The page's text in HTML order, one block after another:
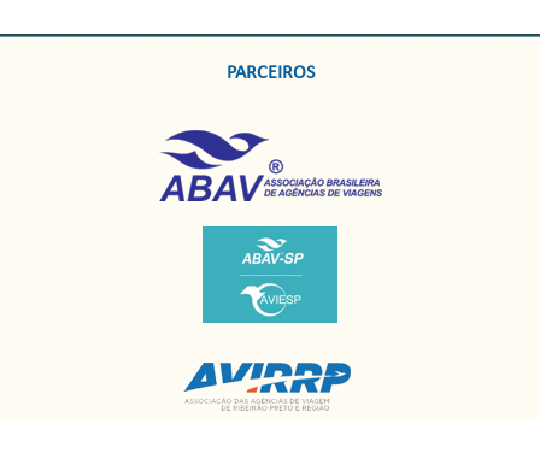
PARCEIROS